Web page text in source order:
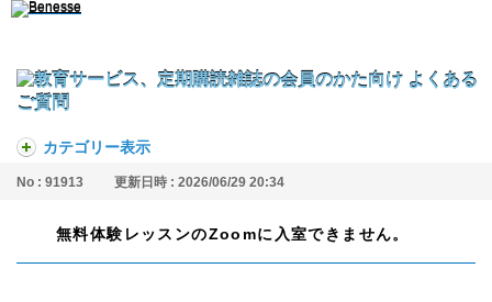
カテゴリー表示
No : 91913 更新日時 : 2026/06/29 20:34
無料体験レッスンのZoomに入室できません。